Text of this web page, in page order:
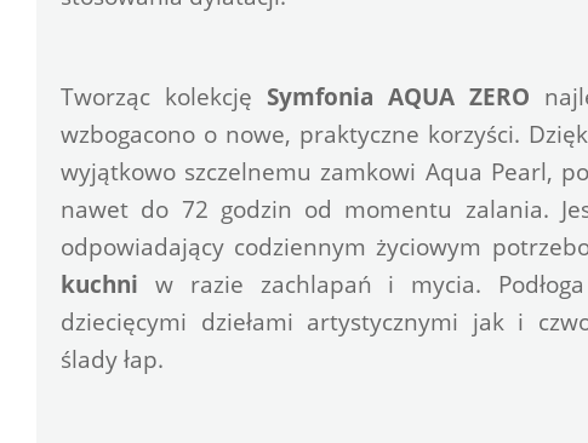
Tworząc kolekcję Symfonia AQUA ZERO
wzbogacono o nowe, praktyczne korzyści.
wyjątkowo szczelnemu zamkowi Aqua Pearl,
nawet do 72 godzin od momentu zalania.
kuchni w razie zachlapań i mycia.
dziecięcymi dziełami artystycznymi jak i
ślady łap.